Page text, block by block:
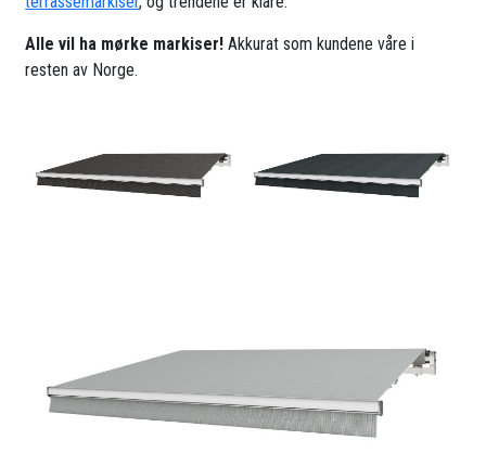
Alle vil ha mørke markiser! Akkurat som kundene våre i
resten av Norge.